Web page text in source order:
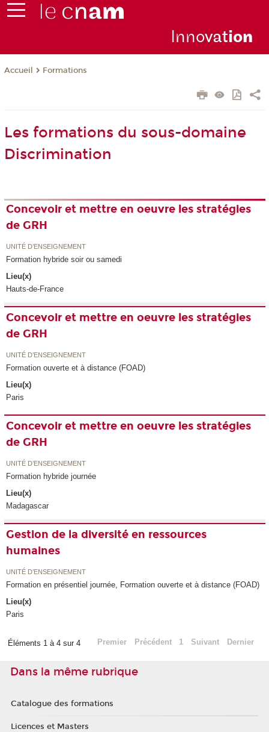
Innovation
Accueil Formations
Les formations du sous-domaine
Discrimination
Concevoir et mettre en oeuvre les stratégies
de GRH
UNITÉ D’ENSEIGNEMENT
Formation hybride soir ou samedi
Lieu(x)
Hauts-de-France
Concevoir et mettre en oeuvre les stratégies
de GRH
UNITÉ D’ENSEIGNEMENT
Formation ouverte et à distance (FOAD)
Lieu(x)
Paris
Concevoir et mettre en oeuvre les stratégies
de GRH
UNITÉ D’ENSEIGNEMENT
Formation hybride journée
Lieu(x)
Madagascar
Gestion de la diversité en ressources
humaines
UNITÉ D’ENSEIGNEMENT
Formation en présentiel journée, Formation ouverte et à distance (FOAD)
Lieu(x)
Paris
Éléments 1 à 4 sur 4 Premier Précédent 1 Suivant Dernier
Dans la même rubrique
Catalogue des formations
Licences et Masters